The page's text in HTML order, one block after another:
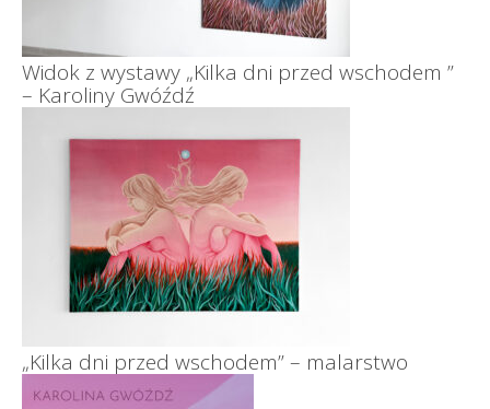
Widok z wystawy „Kilka dni przed wschodem ”
– Karoliny Gwóźdź
„Kilka dni przed wschodem” – malarstwo